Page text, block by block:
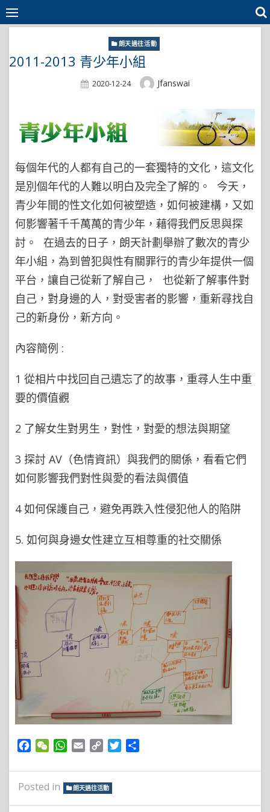
Skip
to
朗天過往活動
2011-2013 青少年小組
Posted
2020-12-24 Author
Jfanswai
每個年代的人都有自己的一套獨特的文化，這文化
是別個年代的人難以明白及完全了解的。 今天，
青少年間的性文化如何被塑造，如何被建構，又如
何影響著千千萬萬的青少年，藉得我們反思與探
討。 在過去的日子，朗天計劃舉辦了數次的青少
年小組，為到曾犯與性有關罪行的青少年提供一個
平台，讓自己從新了解自己， 也從新了解事件對
自己，對身邊的人，對受害者的影響，重新尋找自
己的新身份，新方向。
內容簡例 :
1 從相片中找回自己遺忘了的故事，重尋人生中重
要的價值觀
2 了解女生對男生，對性，對愛的想法與期望
3 探討 AV（色情資訊）與我們的關係，看看它們
如何影響我們對性與愛的看法與價值
4 如何保護自己，避免再跌入性侵犯他人的陷阱
5. 如何與身邊女性建立互相尊重的社交關係
Facebook
WeChatWhatsApp
Email Copy
Twitter
Posted in 朗天過往活動